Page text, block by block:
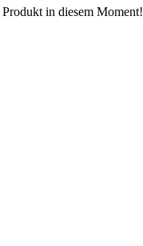
Produkt in diesem Moment!